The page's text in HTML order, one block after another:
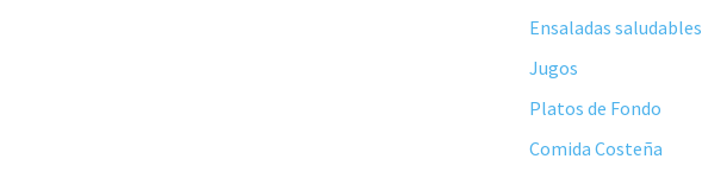
Ensaladas saludables
Jugos
Platos de Fondo
Comida Costeña